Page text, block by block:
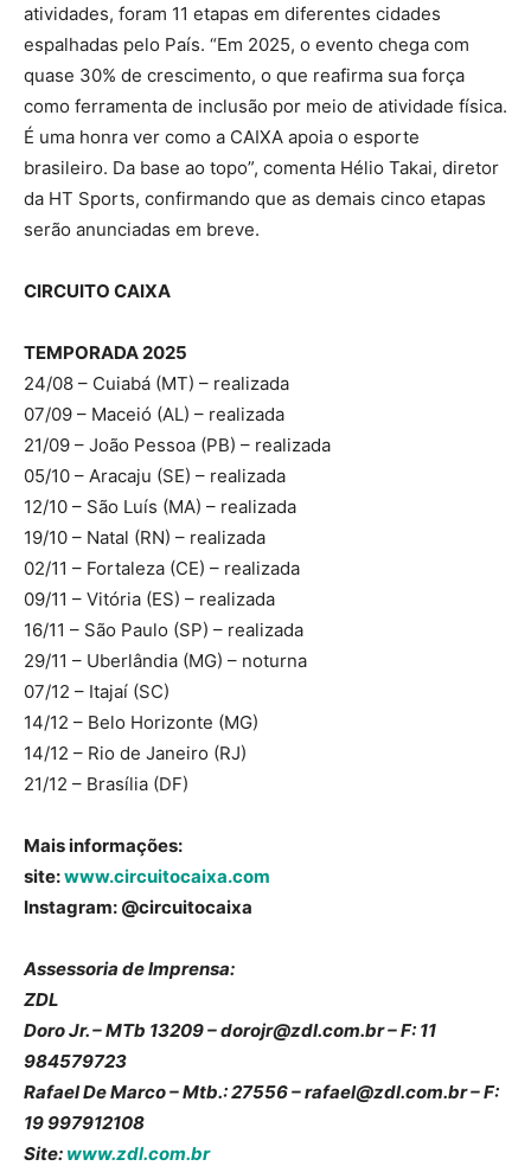
atividades, foram 11 etapas em diferentes cidades
espalhadas pelo País. “Em 2025, o evento chega com
quase 30% de crescimento, o que reafirma sua força
como ferramenta de inclusão por meio de atividade física.
É uma honra ver como a CAIXA apoia o esporte
brasileiro. Da base ao topo”, comenta Hélio Takai, diretor
da HT Sports, confirmando que as demais cinco etapas
serão anunciadas em breve.
CIRCUITO CAIXA
TEMPORADA 2025
24/08 – Cuiabá (MT) – realizada
07/09 – Maceió (AL) – realizada
21/09 – João Pessoa (PB) – realizada
05/10 – Aracaju (SE) – realizada
12/10 – São Luís (MA) – realizada
19/10 – Natal (RN) – realizada
02/11 – Fortaleza (CE) – realizada
09/11 – Vitória (ES) – realizada
16/11 – São Paulo (SP) – realizada
29/11 – Uberlândia (MG) – noturna
07/12 – Itajaí (SC)
14/12 – Belo Horizonte (MG)
14/12 – Rio de Janeiro (RJ)
21/12 – Brasília (DF)
Mais informações:
site:www.circuitocaixa.com
Instagram: @circuitocaixa
Assessoria de Imprensa:
ZDL
Doro Jr. – MTb 13209 – dorojr@zdl.com.br – F: 11
984579723
Rafael De Marco – Mtb.: 27556 – rafael@zdl.com.br – F:
19 997912108
Site: www.zdl.com.br